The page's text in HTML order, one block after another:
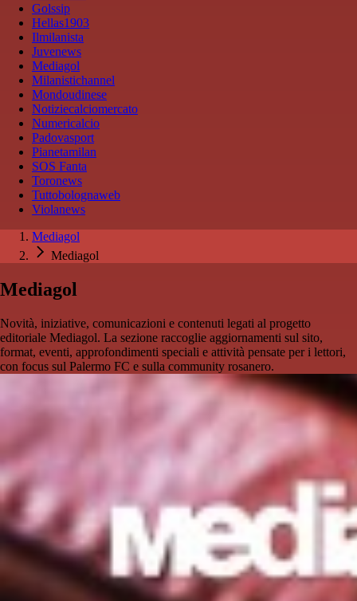
Golssip
Hellas1903
Ilmilanista
Juvenews
Mediagol
Milanistichannel
Mondoudinese
Notiziecalciomercato
Numericalcio
Padovasport
Pianetamilan
SOS Fanta
Toronews
Tuttobolognaweb
Violanews
Mediagol
Mediagol
Mediagol
Novità, iniziative, comunicazioni e contenuti legati al progetto
editoriale Mediagol. La sezione raccoglie aggiornamenti sul sito,
format, eventi, approfondimenti speciali e attività pensate per i lettori,
con focus sul Palermo FC e sulla community rosanero.